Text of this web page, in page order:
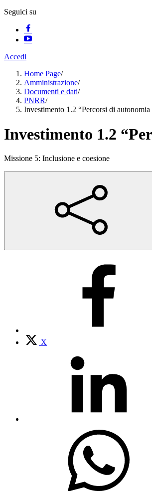
Seguici su
Accedi
Home Page/
Amministrazione/
Documenti e dati/
PNRR/
Investimento 1.2 “Percorsi di
Investimento 1.2
Missione 5: Inclusione e coesione
X